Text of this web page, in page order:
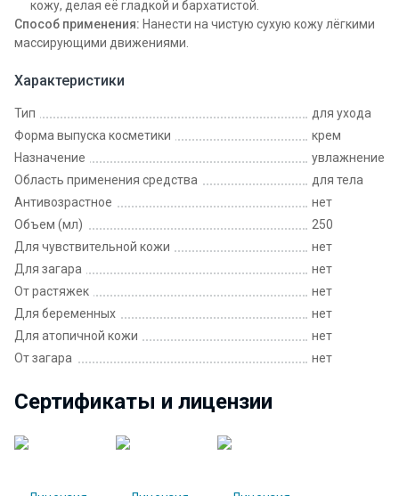
кожу, делая её гладкой и бархатистой.
Способ применения: Нанести на чистую сухую кожу лёгкими
массирующими движениями.
Характеристики
Тип
для ухода
Форма выпуска косметики
крем
Назначение
увлажнение
Область применения средства
для тела
Антивозрастное
нет
Объем (мл)
250
Для чувствительной кожи
нет
Для загара
нет
От растяжек
нет
Для беременных
нет
Для атопичной кожи
нет
От загара
нет
Сертификаты и лицензии